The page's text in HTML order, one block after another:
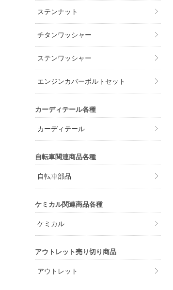
ステンナット
チタンワッシャー
ステンワッシャー
エンジンカバーボルトセット
カーディテール各種
カーディテール
自転車関連商品各種
自転車部品
ケミカル関連商品各種
ケミカル
アウトレット売り切り商品
アウトレット